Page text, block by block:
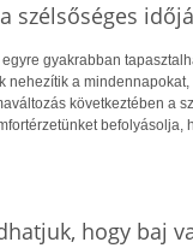
szélsőséges
gyakrabban
nehezítik a
következtében a
hogy baj